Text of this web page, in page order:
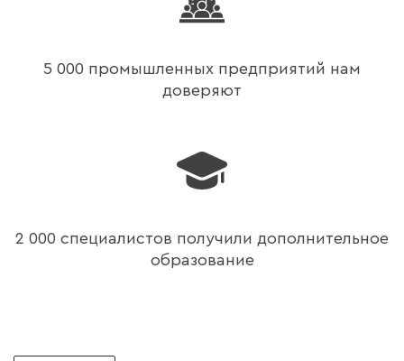
5 000 промышленных предприятий нам
доверяют
2 000 специалистов получили дополнительное
образование